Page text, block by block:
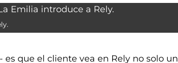
que el cliente vea en Rely no solo un